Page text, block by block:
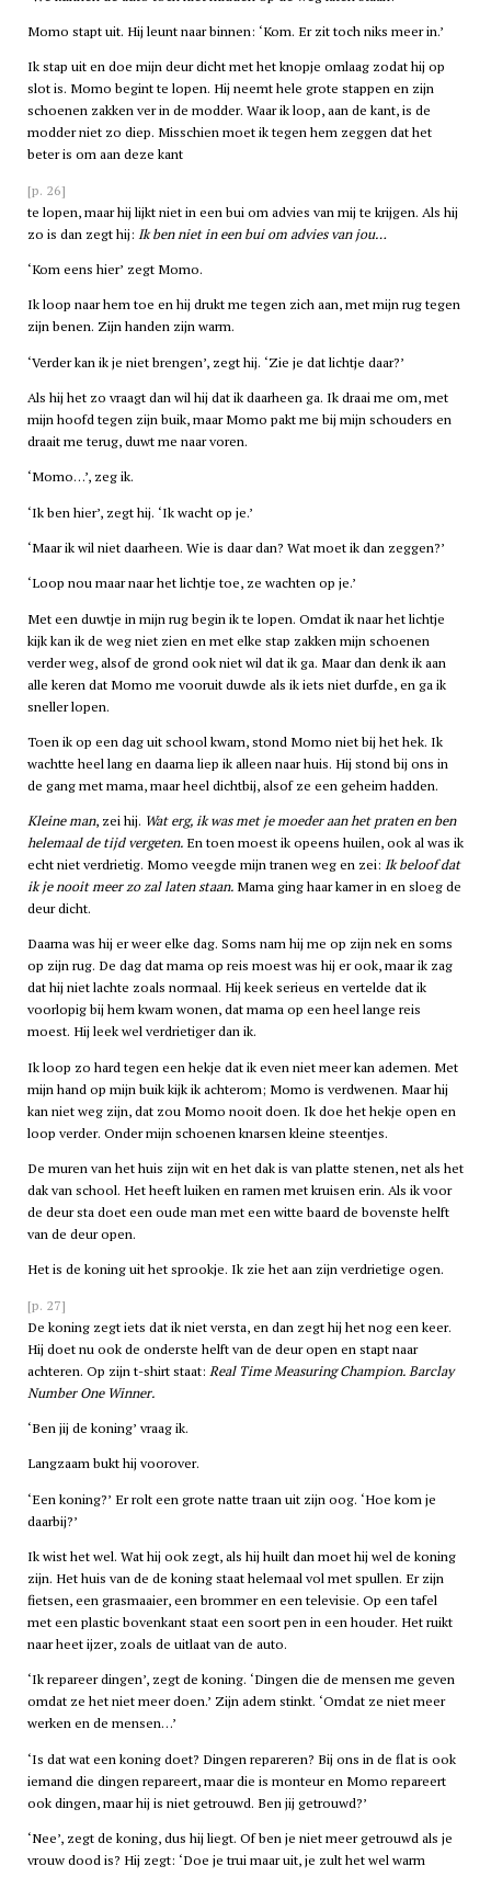
Momo stapt uit. Hij leunt naar binnen: ‘Kom. Er zit toch niks meer in.’
Ik stap uit en doe mijn deur dicht met het knopje omlaag zodat hij op
slot is. Momo begint te lopen. Hij neemt hele grote stappen en zijn
schoenen zakken ver in de modder. Waar ik loop, aan de kant, is de
modder niet zo diep. Misschien moet ik tegen hem zeggen dat het
beter is om aan deze kant
[p. 26]
te lopen, maar hij lijkt niet in een bui om advies van mij te krijgen. Als hij
zo is dan zegt hij: Ik ben niet in een bui om advies van jou…
‘Kom eens hier’ zegt Momo.
Ik loop naar hem toe en hij drukt me tegen zich aan, met mijn rug tegen
zijn benen. Zijn handen zijn warm.
‘Verder kan ik je niet brengen’, zegt hij. ‘Zie je dat lichtje daar?’
Als hij het zo vraagt dan wil hij dat ik daarheen ga. Ik draai me om, met
mijn hoofd tegen zijn buik, maar Momo pakt me bij mijn schouders en
draait me terug, duwt me naar voren.
‘Momo…’, zeg ik.
‘Ik ben hier’, zegt hij. ‘Ik wacht op je.’
‘Maar ik wil niet daarheen. Wie is daar dan? Wat moet ik dan zeggen?’
‘Loop nou maar naar het lichtje toe, ze wachten op je.’
Met een duwtje in mijn rug begin ik te lopen. Omdat ik naar het lichtje
kijk kan ik de weg niet zien en met elke stap zakken mijn schoenen
verder weg, alsof de grond ook niet wil dat ik ga. Maar dan denk ik aan
alle keren dat Momo me vooruit duwde als ik iets niet durfde, en ga ik
sneller lopen.
Toen ik op een dag uit school kwam, stond Momo niet bij het hek. Ik
wachtte heel lang en daarna liep ik alleen naar huis. Hij stond bij ons in
de gang met mama, maar heel dichtbij, alsof ze een geheim hadden.
Kleine man, zei hij. Wat erg, ik was met je moeder aan het praten en ben
helemaal de tijd vergeten.En toen moest ik opeens huilen, ook al was ik
echt niet verdrietig. Momo veegde mijn tranen weg en zei: Ik beloof dat
ik je nooit meer zo zal laten staan.Mama ging haar kamer in en sloeg de
deur dicht.
Daarna was hij er weer elke dag. Soms nam hij me op zijn nek en soms
op zijn rug. De dag dat mama op reis moest was hij er ook, maar ik zag
dat hij niet lachte zoals normaal. Hij keek serieus en vertelde dat ik
voorlopig bij hem kwam wonen, dat mama op een heel lange reis
moest. Hij leek wel verdrietiger dan ik.
Ik loop zo hard tegen een hekje dat ik even niet meer kan ademen. Met
mijn hand op mijn buik kijk ik achterom; Momo is verdwenen. Maar hij
kan niet weg zijn, dat zou Momo nooit doen. Ik doe het hekje open en
loop verder. Onder mijn schoenen knarsen kleine steentjes.
De muren van het huis zijn wit en het dak is van platte stenen, net als het
dak van school. Het heeft luiken en ramen met kruisen erin. Als ik voor
de deur sta doet een oude man met een witte baard de bovenste helft
van de deur open.
Het is de koning uit het sprookje. Ik zie het aan zijn verdrietige ogen.
[p. 27]
De koning zegt iets dat ik niet versta, en dan zegt hij het nog een keer.
Hij doet nu ook de onderste helft van de deur open en stapt naar
achteren. Op zijnt-shirt staat: Real Time Measuring Champion. Barclay
Number One Winner.
‘Ben jij de koning’ vraag ik.
Langzaam bukt hij voorover.
‘Een koning?’ Er rolt een grote natte traan uit zijn oog. ‘Hoe kom je
daarbij?’
Ik wist het wel. Wat hij ook zegt, als hij huilt dan moet hij wel de koning
zijn. Het huis van de de koning staat helemaal vol met spullen. Er zijn
fietsen, een grasmaaier, een brommer en een televisie. Op een tafel
met een plastic bovenkant staat een soort pen in een houder. Het ruikt
naar heet ijzer, zoals de uitlaat van de auto.
‘Ik repareer dingen’, zegt de koning. ‘Dingen die de mensen me geven
omdat ze het niet meer doen.’ Zijn adem stinkt. ‘Omdat ze niet meer
werken en de mensen…’
‘Is dat wat een koning doet? Dingen repareren? Bij ons in de flat is ook
iemand die dingen repareert, maar die is monteur en Momo repareert
ook dingen, maar hij is niet getrouwd. Ben jij getrouwd?’
‘Nee’, zegt de koning, dus hij liegt. Of ben je niet meer getrouwd als je
vrouw dood is? Hij zegt: ‘Doe je trui maar uit, je zult het wel warm